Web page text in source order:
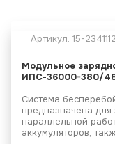
Артикул: 15-
Модульное
ИПС-36000-380/
Система
предназначена
параллельной
аккумуляторов,